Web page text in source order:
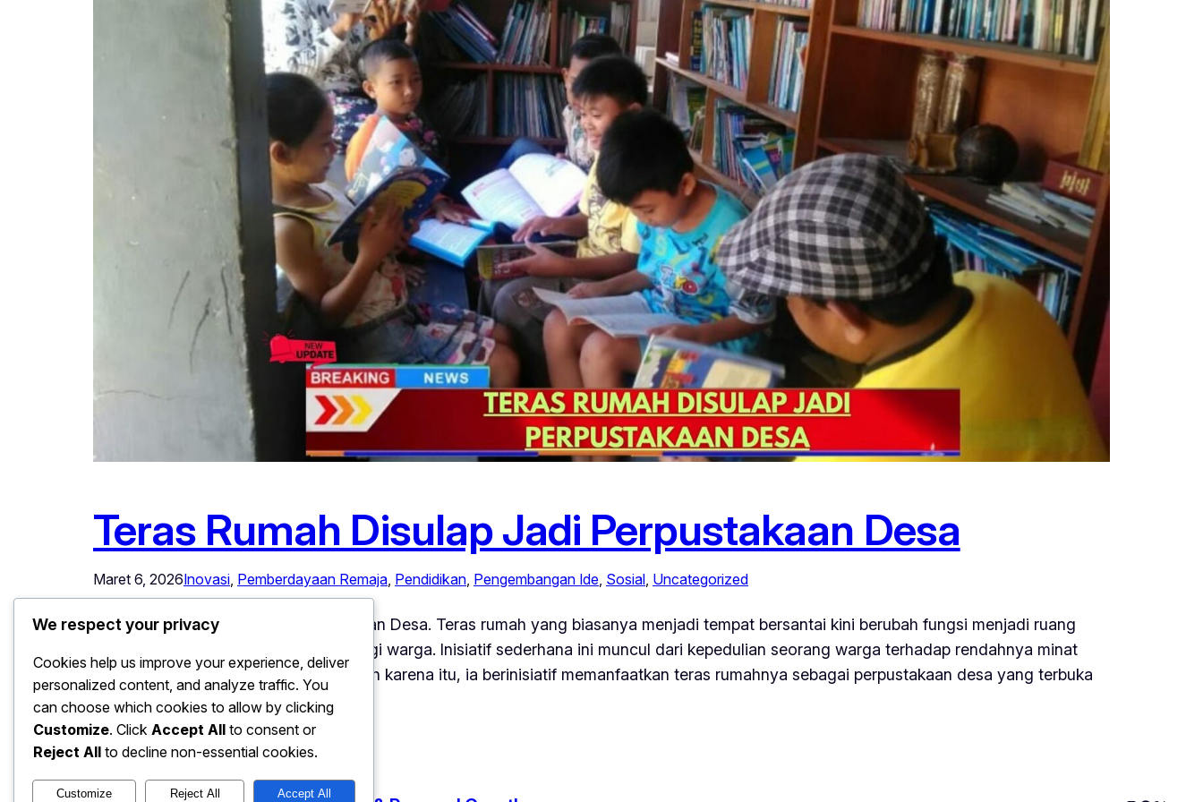
Teras Rumah Disulap Jadi Perpustakaan Desa
Maret 6, 2026Inovasi, Pemberdayaan Remaja, Pendidikan, Pengembangan Ide, Sosial, Uncategorized
Teras Rumah Disulap Jadi Perpustakaan Desa. Teras rumah yang biasanya menjadi tempat bersantai kini berubah fungsi menjadi ruang
literasi yang hidup dan bermanfaat bagi warga. Inisiatif sederhana ini muncul dari kepedulian seorang warga terhadap rendahnya minat
baca anak-anak di lingkungannya. Oleh karena itu, ia berinisiatif memanfaatkan teras rumahnya sebagai perpustakaan desa yang terbuka
untuk umum.…
We respect your privacy
Cookies help us improve your experience, deliver
personalized content, and analyze traffic. You
can choose which cookies to allow by clicking
Customize. Click Accept All to consent or
Reject All to decline non-essential cookies.
Customize Reject All Accept All